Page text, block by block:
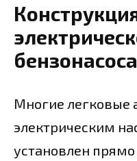
бензонасоса
Многие легковые
электрическим
установлен